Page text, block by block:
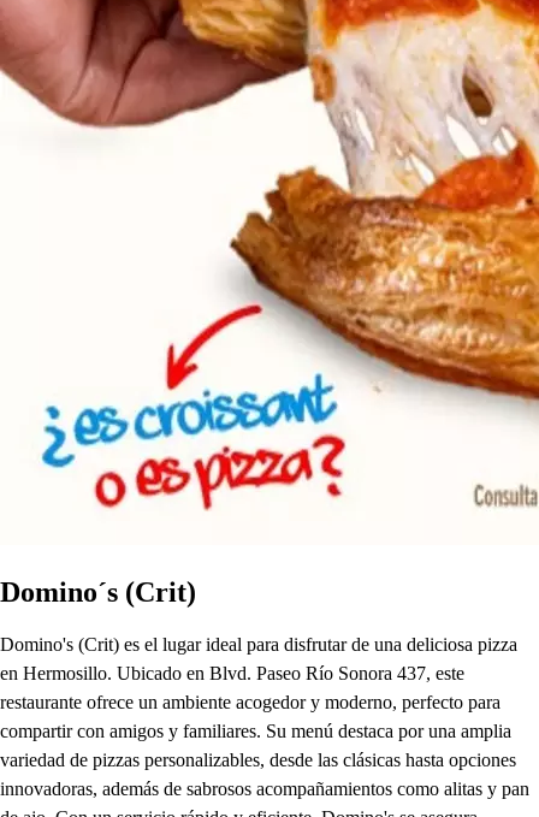
Domino´s (Crit)
Domino's (Crit) es el lugar ideal para disfrutar de una deliciosa pizza
en Hermosillo. Ubicado en Blvd. Paseo Río Sonora 437, este
restaurante ofrece un ambiente acogedor y moderno, perfecto para
compartir con amigos y familiares. Su menú destaca por una amplia
variedad de pizzas personalizables, desde las clásicas hasta opciones
innovadoras, además de sabrosos acompañamientos como alitas y pan